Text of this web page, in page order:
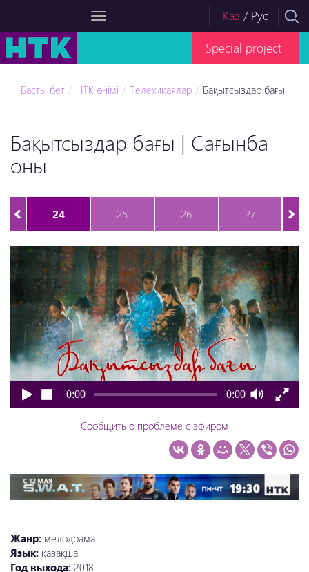
Каз / Рус
Special project
Басты бет НТК өнімі Телехикаялар Бақытсыздар бағы
Бақытсыздар бағы | Сағынба
оны
24 25 26 27
0:00 0:00
Сообщить о проблеме с эфиром
Жанр: мелодрама
Язык: қазақша
Год выхода: 2018